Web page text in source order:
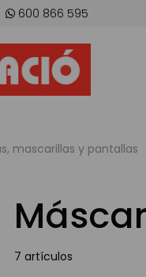
600 866 595
mascarillas y pantallas
7 artículos